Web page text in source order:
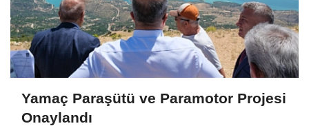
Yamaç Paraşütü ve Paramotor Projesi
Onaylandı